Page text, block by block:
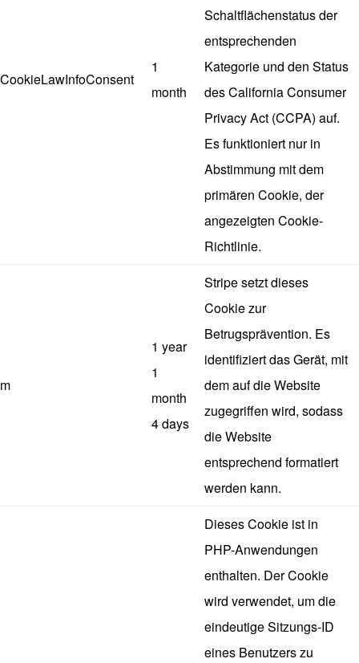
CookieLawInfoConsent
1
month
Schaltflächenstatus der
entsprechenden
Kategorie und den Status
des California Consumer
Privacy Act (CCPA) auf.
Es funktioniert nur in
Abstimmung mit dem
primären Cookie, der
angezeigten Cookie-
Richtlinie.
m
1 year
1
month
4 days
Stripe setzt dieses
Cookie zur
Betrugsprävention. Es
identifiziert das Gerät, mit
dem auf die Website
zugegriffen wird, sodass
die Website
entsprechend formatiert
werden kann.
Dieses Cookie ist in
PHP-Anwendungen
enthalten. Der Cookie
wird verwendet, um die
eindeutige Sitzungs-ID
eines Benutzers zu